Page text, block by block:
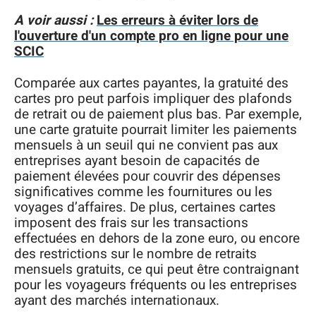
A voir aussi :Les erreurs à éviter lors de
l'ouverture d'un compte pro en ligne pour une
SCIC
Comparée aux cartes payantes, la gratuité des
cartes pro peut parfois impliquer des plafonds
de retrait ou de paiement plus bas. Par exemple,
une carte gratuite pourrait limiter les paiements
mensuels à un seuil qui ne convient pas aux
entreprises ayant besoin de capacités de
paiement élevées pour couvrir des dépenses
significatives comme les fournitures ou les
voyages d’affaires. De plus, certaines cartes
imposent des frais sur les transactions
effectuées en dehors de la zone euro, ou encore
des restrictions sur le nombre de retraits
mensuels gratuits, ce qui peut être contraignant
pour les voyageurs fréquents ou les entreprises
ayant des marchés internationaux.